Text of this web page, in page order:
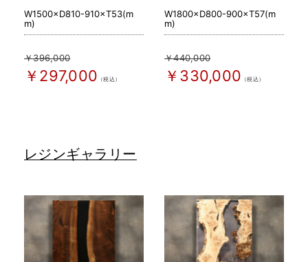
W1500×D810-910×T53(m
m)
￥396,000
￥297,000 （税込）
W1800×D800-900×T57(m
m)
￥440,000
￥330,000 （税込）
レジンギャラリー